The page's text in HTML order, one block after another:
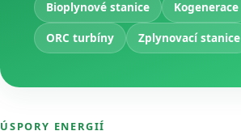
Bioplynové stanice
Kogenerace
ORC turbíny
Zplynovací stanice
ÚSPORY ENERGIÍ